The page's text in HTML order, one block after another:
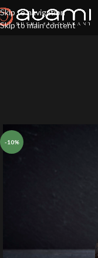
Skip to navigation
Skip to main content
-10%